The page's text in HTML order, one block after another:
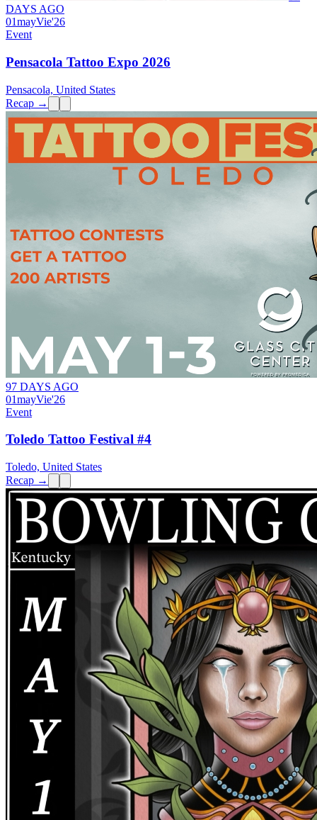
DAYS AGO
01mayVie'26
Event
Pensacola Tattoo Expo 2026
Pensacola, United States
Recap →
97 DAYS AGO
01mayVie'26
Event
Toledo Tattoo Festival #4
Toledo, United States
Recap →